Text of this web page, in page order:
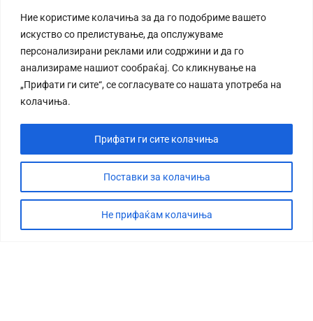
Ние користиме колачиња за да го подобриме вашето
искуство со прелистување, да опслужуваме
персонализирани реклами или содржини и да го
анализираме нашиот сообраќај. Со кликнување на
„Прифати ги сите“, се согласувате со нашата употреба на
колачиња.
Поставки за колачиња
Не прифаќам колачиња
Прифати ги сите колачиња